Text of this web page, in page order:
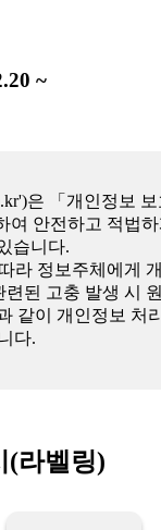
~
은 「개인정보
여 안전하고 적법
습니다.
라 정보주체에게
된 고충 발생 시
같이 개인정보 처
다.
(라벨링)